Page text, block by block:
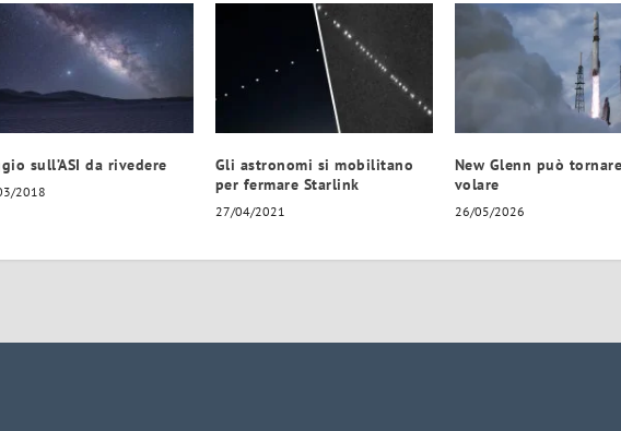
sull’ASI da rivedere
2018
Gli astronomi si mobilitano
per fermare Starlink
27/04/2021
New Glenn può
volare
26/05/2026